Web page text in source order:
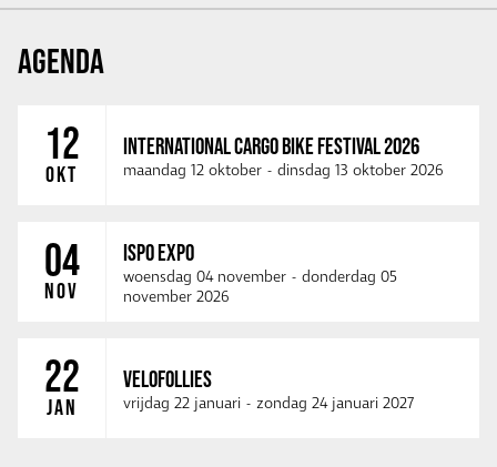
AGENDA
12
OKT
INTERNATIONAL CARGO BIKE FESTIVAL 2026
maandag 12 oktober - dinsdag 13 oktober 2026
04
NOV
ISPO EXPO
woensdag 04 november - donderdag 05
november 2026
22
JAN
VELOFOLLIES
vrijdag 22 januari - zondag 24 januari 2027